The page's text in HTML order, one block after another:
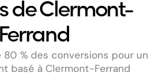
de Clermont-
Ferrand
% des conversions pour un
basé à Clermont-Ferrand